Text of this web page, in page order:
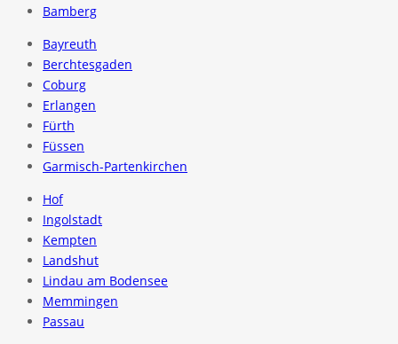
Bamberg
Bayreuth
Berchtesgaden
Coburg
Erlangen
Fürth
Füssen
Garmisch-Partenkirchen
Hof
Ingolstadt
Kempten
Landshut
Lindau am Bodensee
Memmingen
Passau